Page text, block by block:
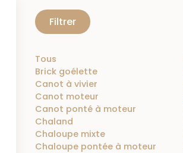
Filtrer
Tous
Brick goélette
Canot à vivier
Canot moteur
Canot ponté à moteur
Chaland
Chaloupe mixte
Chaloupe pontée à moteur